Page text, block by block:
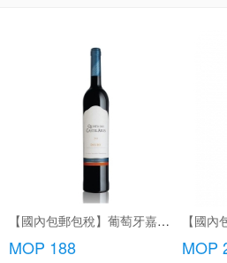
【國內包郵包稅】葡萄牙嘉薩利紅酒/特級紅酒/頂級紅酒
MOP 188 MOP